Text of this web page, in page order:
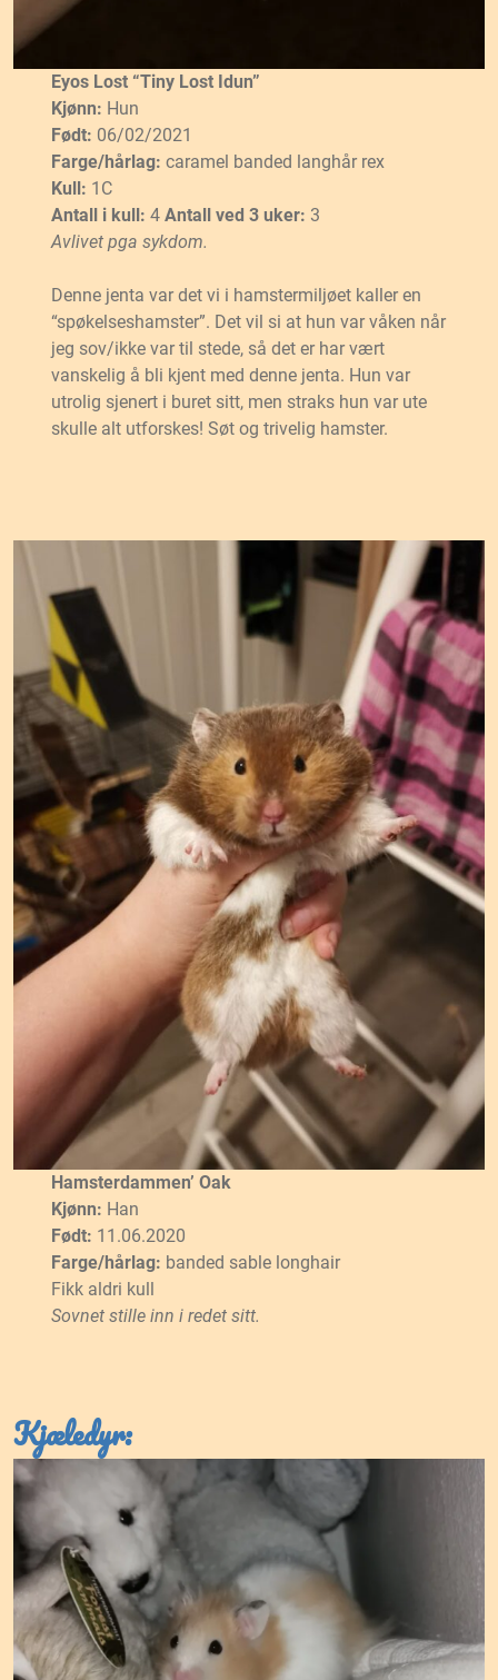
Eyos Lost “Tiny Lost Idun”
Kjønn: Hun
Født: 06/02/2021
Farge/hårlag: caramel banded langhår rex
Kull: 1C
Antall i kull: 4 Antall ved 3 uker: 3
Avlivet pga sykdom.
Denne jenta var det vi i hamstermiljøet kaller en
“spøkelseshamster”. Det vil si at hun var våken når
jeg sov/ikke var til stede, så det er har vært
vanskelig å bli kjent med denne jenta. Hun var
utrolig sjenert i buret sitt, men straks hun var ute
skulle alt utforskes! Søt og trivelig hamster.
Hamsterdammen’ Oak
Kjønn: Han
Født: 11.06.2020
Farge/hårlag: banded sable longhair
Fikk aldri kull
Sovnet stille inn i redet sitt.
Kjæledyr: